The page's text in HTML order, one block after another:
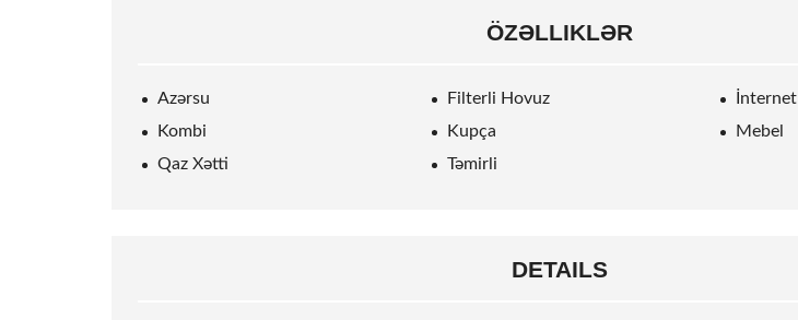
ÖZƏLLIKLƏR
Azərsu Filterli Hovuz
İnternet
Kombi
Kupça
Mebel
Qaz Xətti
Təmirli
DETAILS